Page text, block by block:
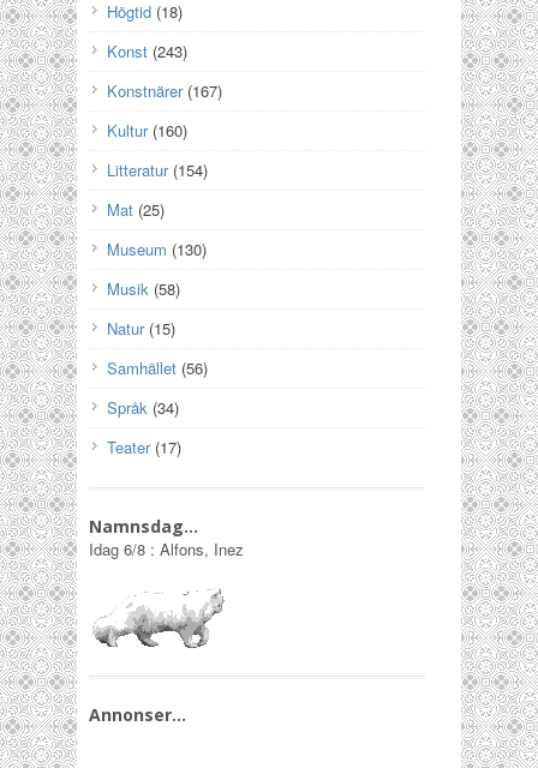
Högtid (18)
Konst (243)
Konstnärer(167)
Kultur(160)
Litteratur(154)
Mat (25)
Museum (130)
Musik (58)
Natur(15)
Samhället (56)
Språk (34)
Teater(17)
Namnsdag…
Idag 6/8 : Alfons, Inez
Annonser…